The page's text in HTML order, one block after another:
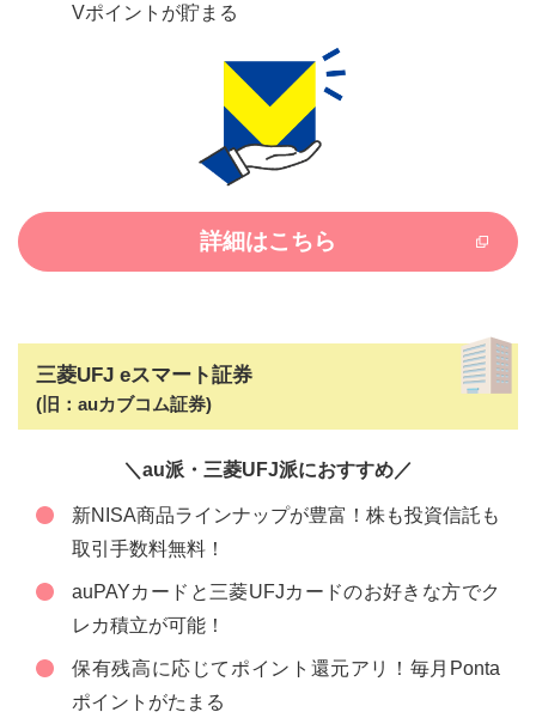
Vポイントが貯まる
詳細はこちら
三菱UFJ eスマート証券
(旧：auカブコム証券)
＼au派・三菱UFJ派におすすめ／
新NISA商品ラインナップが豊富！株も投資信託も
取引手数料無料！
auPAYカードと三菱UFJカードのお好きな方でク
レカ積立が可能！
保有残高に応じてポイント還元アリ！毎月Ponta
ポイントがたまる